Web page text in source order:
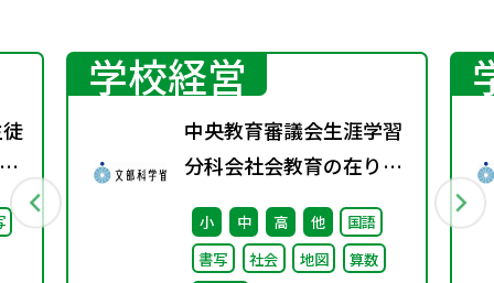
学校経営
中央教育審議会生涯学習
分科会社会教育の在り方
に関する特別部会（第1
回） 配布資料
小 中 高 他
国語
書写
社会 地図
算数